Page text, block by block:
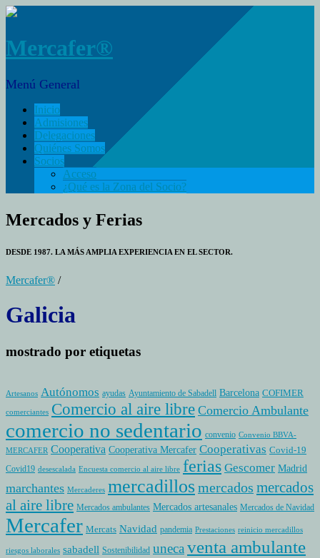
Mercafer®
Menú General
Inicio
Admisiones
Delegaciones
Quiénes Somos
Socios
Acceso
¿Qué es la Zona del Socio?
Mercados y Ferias
DESDE 1987. LA MÁS AMPLIA EXPERIENCIA EN EL SECTOR.
Mercafer® /
Galicia
mostrado por etiquetas
Artesanos Autónomos ayudas Ayuntamiento de Sabadell Barcelona COFIMER
comerciantes Comercio al aire libre Comercio Ambulante
comercio no sedentario convenio Convenio BBVA-
MERCAFER Cooperativa Cooperativa Mercafer Cooperativas Covid-19
Covid19 desescalada Encuesta comercio al aire libre ferias Gescomer Madrid
marchantes Mercaderes mercadillosmercados mercados
al aire libre Mercados ambulantes Mercados artesanales Mercados de Navidad
Mercafer Mercats Navidad pandemia Prestaciones reinicio mercadillos
riesgos laborales sabadell Sostenibilidad unecaventa ambulante